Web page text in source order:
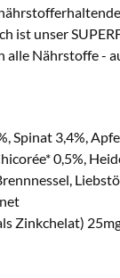
ist unser
Nährstoffe -
Spinat 3,4%,
0,5%,
Zinkchelat)